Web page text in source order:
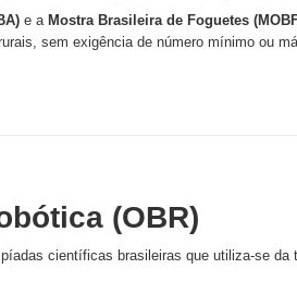
e a Mostra Brasileira de Foguetes
sem exigência de número mínimo ou
(OBR)
científicas brasileiras que utiliza-se da